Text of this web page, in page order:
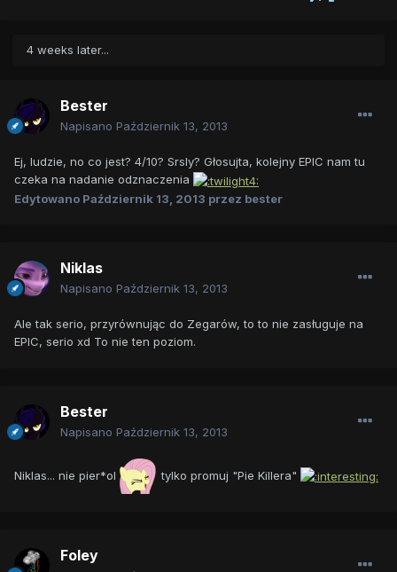
4 weeks later...
Bester
Napisano Październik 13, 2013
Ej, ludzie, no co jest? 4/10? Srsly? Głosujta, kolejny EPIC nam tu
czeka na nadanie odznaczenia
Edytowano Październik 13, 2013 przez bester
Niklas
Napisano Październik 13, 2013
Ale tak serio, przyrównując do Zegarów, to to nie zasługuje na
EPIC, serio xd To nie ten poziom.
Bester
Napisano Październik 13, 2013
Niklas... nie pier*ol tylko promuj "Pie Killera"
Foley